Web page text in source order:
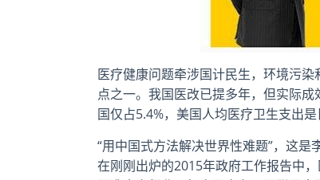
医疗健康问题牵涉国计民生，环境污
点之一。我国医改已提多年，但实际
国仅占5.4%，美国人均医疗卫生支出
“用中国式方法解决世界性难题”，这
在刚刚出炉的2015年政府工作报告中